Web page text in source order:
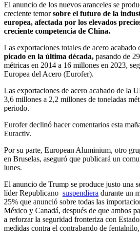
El anuncio de los nuevos aranceles se
creciente temorsobre el futuro de la
europea, afectada por los elevados
creciente competencia de China.
Las exportaciones totales de acero acabado
picado en la última década, pasando de
métricas en 2014 a 16 millones en 2023,
Europea del Acero (Eurofer).
Las exportaciones de acero acabado de la
3,6 millones a 2,2 millones de toneladas
periodo.
Eurofer declinó hacer comentarios esta
Euractiv.
Por su parte, European Aluminium, otro
en Bruselas, aseguró que publicará un
lunes.
El anuncio de Trump se produce justo una
líder Republicano suspendiera durante un
25% que anunció sobre todas las
México y Canadá, después de que ambos
a reforzar la seguridad fronteriza con
medidas contra el contrabando de